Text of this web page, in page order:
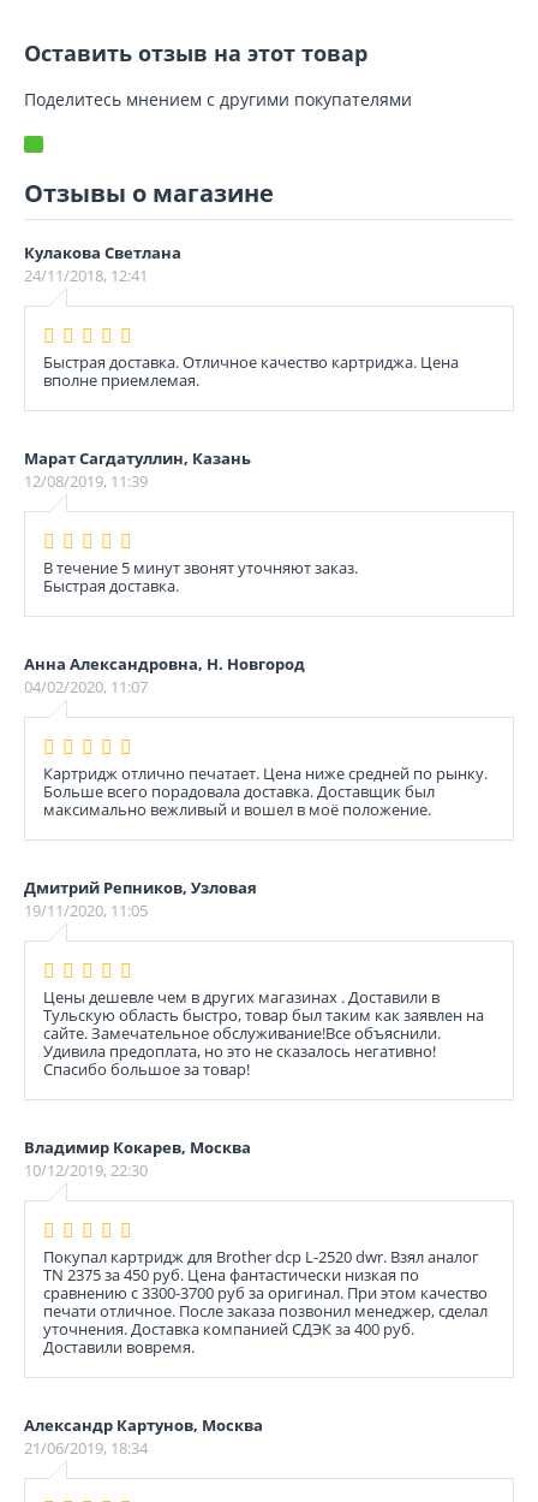
Оставить отзыв на этот товар
Поделитесь мнением с другими покупателями
Отзывы о магазине
Кулакова Светлана
24/11/2018, 12:41
Быстрая доставка. Отличное качество картриджа. Цена
вполне приемлемая.
Марат Сагдатуллин, Казань
12/08/2019, 11:39
В течение 5 минут звонят уточняют заказ.
Быстрая доставка.
Анна Александровна, Н. Новгород
04/02/2020, 11:07
Картридж отлично печатает. Цена ниже средней по рынку.
Больше всего порадовала доставка. Доставщик был
максимально вежливый и вошел в моё положение.
Дмитрий Репников, Узловая
19/11/2020, 11:05
Цены дешевле чем в других магазинах . Доставили в
Тульскую область быстро, товар был таким как заявлен на
сайте. Замечательное обслуживание!Все объяснили.
Удивила предоплата, но это не сказалось негативно!
Спасибо большое за товар!
Владимир Кокарев, Москва
10/12/2019, 22:30
Покупал картридж для Brother dcp L-2520 dwr. Взял аналог
TN 2375 за 450 руб. Цена фантастически низкая по
сравнению с 3300-3700 руб за оригинал. При этом качество
печати отличное. После заказа позвонил менеджер, сделал
уточнения. Доставка компанией СДЭК за 400 руб.
Доставили вовремя.
Александр Картунов, Москва
21/06/2019, 18:34